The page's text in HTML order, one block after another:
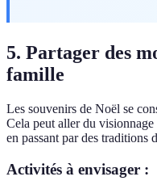
5. Partager des
famille
Les souvenirs de Noël se
Cela peut aller du
en passant par des traditions
Activités à envisager :